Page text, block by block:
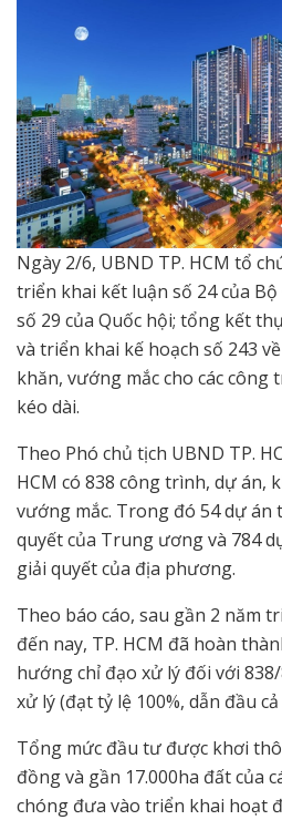
Ngày 2/6, UBND TP. HCM tổ
triển khai kết luận số 24 của
số 29 của Quốc hội; tổng kết
và triển khai kế hoạch số 243
khăn, vướng mắc cho các
kéo dài.
Theo Phó chủ tịch UBND TP.
HCM có 838 công trình, dự án,
vướng mắc. Trong đó 54 dự án
quyết của Trung ương và 784
giải quyết của địa phương.
Theo báo cáo, sau gần 2 năm
đến nay, TP. HCM đã hoàn
hướng chỉ đạo xử lý đối với
xử lý (đạt tỷ lệ 100%, dẫn đầu
Tổng mức đầu tư được khơi
đồng và gần 17.000ha đất của
chóng đưa vào triển khai hoạt